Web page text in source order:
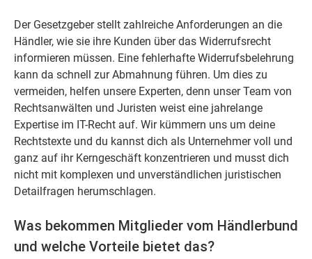
Der Gesetzgeber stellt zahlreiche Anforderungen an die
Händler, wie sie ihre Kunden über das Widerrufsrecht
informieren müssen. Eine fehlerhafte Widerrufsbelehrung
kann da schnell zur Abmahnung führen. Um dies zu
vermeiden, helfen unsere Experten, denn unser Team von
Rechtsanwälten und Juristen weist eine jahrelange
Expertise im IT-Recht auf. Wir kümmern uns um deine
Rechtstexte und du kannst dich als Unternehmer voll und
ganz auf ihr Kerngeschäft konzentrieren und musst dich
nicht mit komplexen und unverständlichen juristischen
Detailfragen herumschlagen.
Was bekommen Mitglieder vom Händlerbund
und welche Vorteile bietet das?